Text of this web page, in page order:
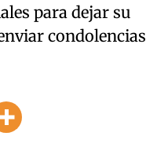
para dejar su
condolencias